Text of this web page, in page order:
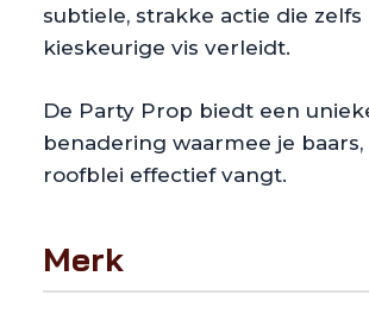
subtiele, strakke actie die
kieskeurige vis verleidt.
De Party Prop biedt een
benadering waarmee je
roofblei effectief vangt.
Merk